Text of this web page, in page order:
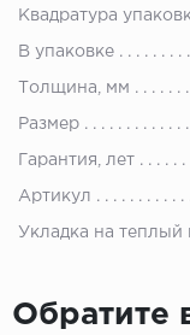
Квадратура
В упаковке
Толщина, мм
Размер
Гарантия, лет
Артикул
Укладка на теплый
Обратите